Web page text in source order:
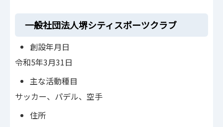
一般社団法人堺シティスポーツクラブ
創設年月日
令和5年3月31日
主な活動種目
サッカー、パデル、空手
住所